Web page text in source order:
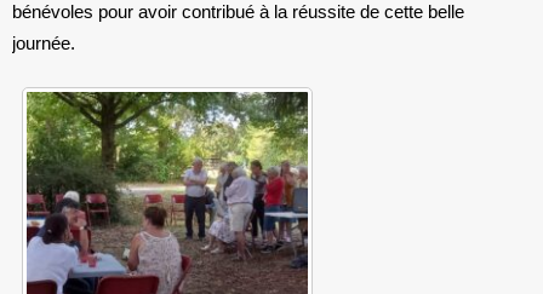
bénévoles pour avoir contribué à la réussite de cette belle
journée.